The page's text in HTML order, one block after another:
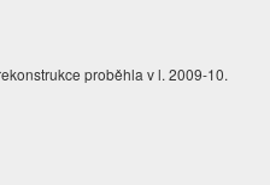
proběhla v l. 2009-10.